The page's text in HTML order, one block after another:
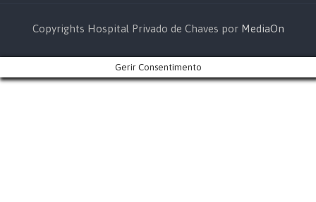
Copyrights Hospital Privado de Chaves por MediaOn
Gerir Consentimento